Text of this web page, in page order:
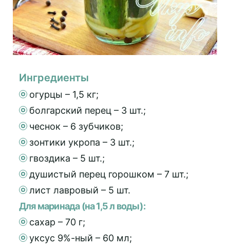
Ингредиенты
огурцы – 1,5 кг;
болгарский перец – 3 шт.;
чеснок – 6 зубчиков;
зонтики укропа – 3 шт.;
гвоздика – 5 шт.;
душистый перец горошком – 7 шт.;
лист лавровый – 5 шт.
Для маринада (на 1,5 л воды):
сахар – 70 г;
уксус 9%-ный – 60 мл;